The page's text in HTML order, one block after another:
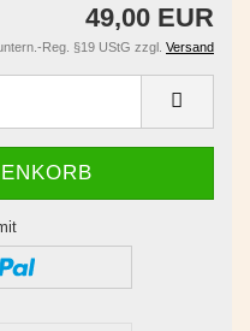
49,00 EUR
Reg. §19 UStG zzgl. Versand